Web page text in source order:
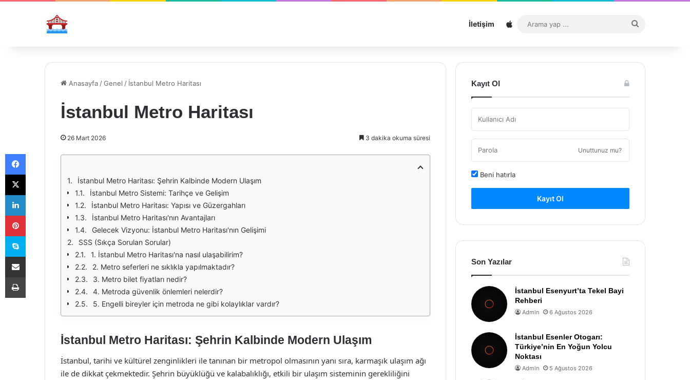
İletişim Sitemap
...
Anasayfa /Genel / İstanbul Metro Haritası
İstanbul Metro Haritası
26 Mart 2026 3 dakika okuma süresi
İstanbul Metro Haritası: Şehrin Kalbinde Modern Ulaşım
İstanbul Metro Sistemi: Tarihçe ve Gelişim
İstanbul Metro Haritası: Yapısı ve Güzergahları
İstanbul Metro Haritası'nın Avantajları
Gelecek Vizyonu: İstanbul Metro Haritası'nın Gelişimi
SSS (Sıkça Sorulan Sorular)
1. İstanbul Metro Haritası'na nasıl ulaşabilirim?
2. Metro seferleri ne sıklıkla yapılmaktadır?
3. Metro bilet fiyatları nedir?
4. Metroda güvenlik önlemleri nelerdir?
5. Engelli bireyler için metroda ne gibi kolaylıklar vardır?
İstanbul Metro Haritası: Şehrin Kalbinde Modern Ulaşım
İstanbul, tarihi ve kültürel zenginlikleri ile tanınan bir metropol olmasının yanı sıra, karmaşık ulaşım ağı
ile de dikkat çekmektedir. Şehrin büyüklüğü ve kalabalıklığı, etkili bir ulaşım sisteminin gerekliliğini
Kayıt Ol
Unuttunuz mu?
Beni hatırla
Kayıt Ol
Son Yazılar
İstanbul Esenyurt’ta Tekel Bayi
Rehberi
Admin 6 Ağustos 2026
İstanbul Esenler Otogarı:
Türkiye’nin En Yoğun Yolcu
Noktası
Admin 5 Ağustos 2026
Facebook
X
LinkedIn
Pinterest
Skype
E-Posta ile paylaş